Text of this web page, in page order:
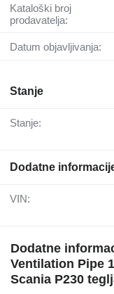
Kataloški broj
prodavatelja:
Datum objavljivanja:
Stanje
Stanje:
Dodatne
VIN:
Dodatne
Ventilation Pipe
Scania P230